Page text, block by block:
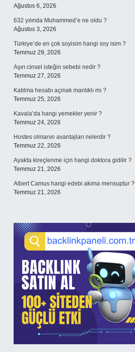
Ağustos 6, 2026
632 yılında Muhammed’e ne oldu ?
Ağustos 3, 2026
Türkiye’de en çok soyisim hangi soy isim ?
Temmuz 29, 2026
Aşırı cinsel isteğin sebebi nedir ?
Temmuz 27, 2026
Katılma hesabı açmak mantıklı mı ?
Temmuz 25, 2026
Kavala’da hangi yemekler yenir ?
Temmuz 24, 2026
Hostes olmanın avantajları nelerdir ?
Temmuz 22, 2026
Ayakta kireçlenme için hangi doktora gidilir ?
Temmuz 21, 2026
Albert Camus hangi edebi akıma mensuptur ?
Temmuz 21, 2026